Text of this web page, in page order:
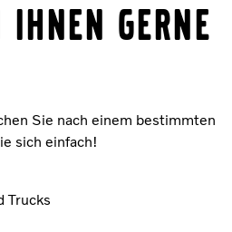
gerne
Sie nach einem bestimmten
sich einfach!
Trucks